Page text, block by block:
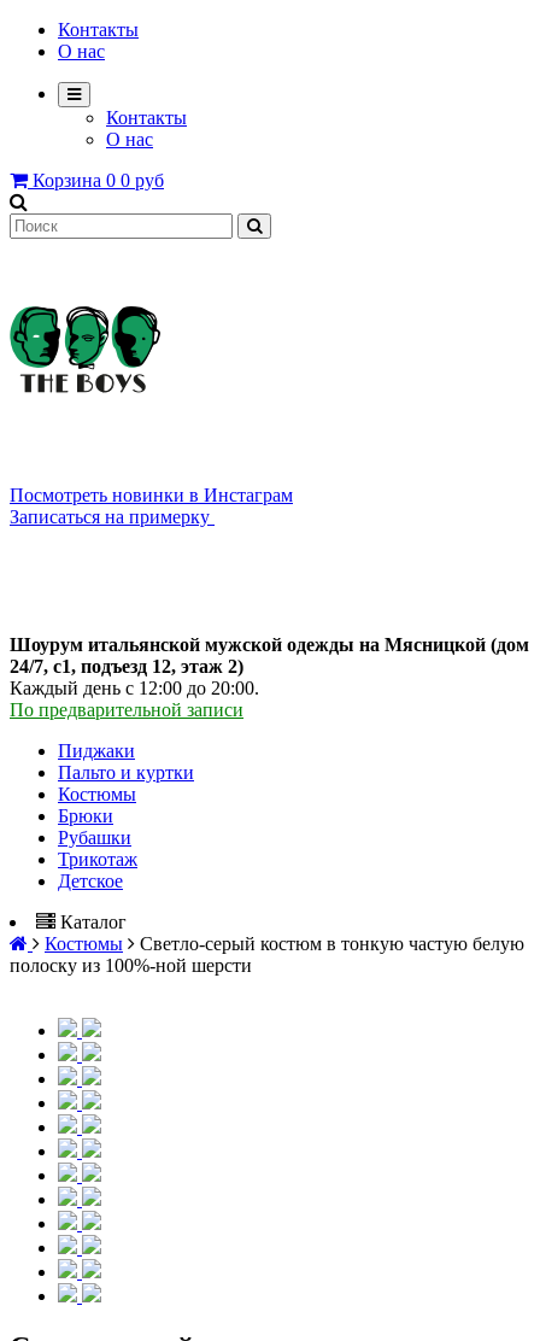
Контакты
О нас
Контакты
О нас
Корзина 0 0 руб
Посмотреть новинки в Инстаграм
Записаться на примерку
Шоурум итальянской мужской одежды на Мясницкой (дом
24/7, с1, подъезд 12, этаж 2)
Каждый день с 12:00 до 20:00.
По предварительной записи
Пиджаки
Пальто и куртки
Костюмы
Брюки
Рубашки
Трикотаж
Детское
Каталог
Костюмы
Светло-серый костюм в тонкую частую белую
полоску из 100%-ной шерсти